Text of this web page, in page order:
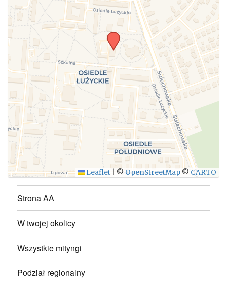
WYŚLIJ
Leaflet © OpenStreetMap © CARTO
Strona AA
W twojej okolicy
Wszystkie mityngi
Podział regionalny